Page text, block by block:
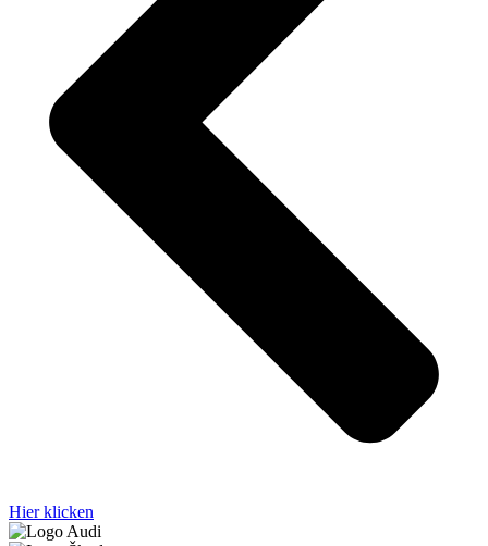
Hier klicken